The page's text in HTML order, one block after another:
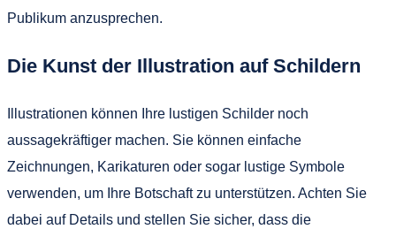
Publikum anzusprechen.
Die Kunst der Illustration auf Schildern
Illustrationen können Ihre lustigen Schilder noch
aussagekräftiger machen. Sie können einfache
Zeichnungen, Karikaturen oder sogar lustige Symbole
verwenden, um Ihre Botschaft zu unterstützen. Achten Sie
dabei auf Details und stellen Sie sicher, dass die